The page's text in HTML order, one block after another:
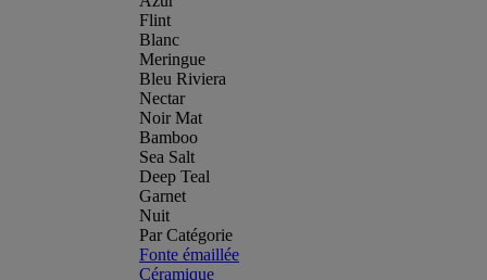
Flint
Blanc
Meringue
Bleu Riviera
Nectar
Noir Mat
Bamboo
Sea Salt
Deep Teal
Garnet
Nuit
Par Catégorie
Fonte émaillée
Céramique